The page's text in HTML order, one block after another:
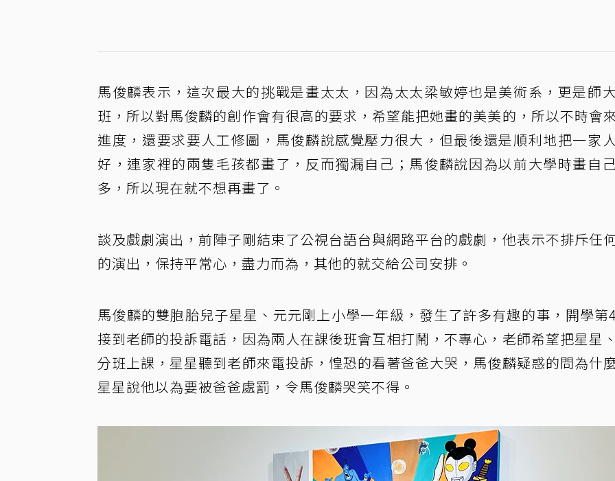
馬俊麟表示，這次最大的挑戰是畫太太，因為太太梁敏婷也是美術系，更是師
班，所以對馬俊麟的創作會有很高的要求，希望能把她畫的美美的，所以不時會
進度，還要求要人工修圖，馬俊麟說感覺壓力很大，但最後還是順利地把一家
好，連家裡的兩隻毛孩都畫了，反而獨漏自己；馬俊麟說因為以前大學時畫自
多，所以現在就不想再畫了。
談及戲劇演出，前陣子剛結束了公視台語台與網路平台的戲劇，他表示不排斥任
的演出，保持平常心，盡力而為，其他的就交給公司安排。
馬俊麟的雙胞胎兒子星星、元元剛上小學一年級，發生了許多有趣的事，開學第
接到老師的投訴電話，因為兩人在課後班會互相打鬧，不專心，老師希望把星星
分班上課，星星聽到老師來電投訴，惶恐的看著爸爸大哭，馬俊麟疑惑的問為什
星星說他以為要被爸爸處罰，令馬俊麟哭笑不得。